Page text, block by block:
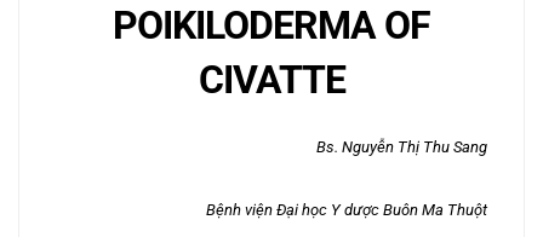
POIKILODERMA OF
CIVATTE
Bs. Nguyễn Thị Thu Sang
Bệnh viện Đại học Y dược Buôn Ma Thuột